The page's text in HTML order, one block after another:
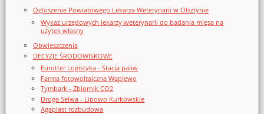
Ogloszenie Powiatowego Lekarza Weterynarii w Olsztynie
Wykaz urzędowych lekarzy weterynarii do badania mięsa na
użytek własny
Obwieszczenia
DECYZJE ŚRODOWISKOWE
Eurotter Logistyka - Stacja paliw
Farma fotowoltaiczna Waplewo
Tymbark - Zbiornik CO2
Droga Selwa - Lipowo Kurkowskie
Agaplast rozbudowa